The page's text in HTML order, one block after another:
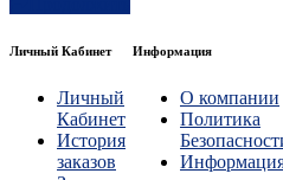
Личный Кабинет
Личный
Кабинет
История
заказов
Информация
О компании
Политика